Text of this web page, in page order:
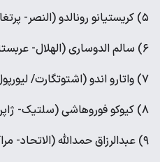
۵) کریستیانو رونالدو (النصر- پرتغال)
۶) سالم الدوساری (الهلال- عربستان سعودی)
۷) واتارو اندو (اشتوتگارت/ لیورپول- ژاپن)
۸) کیوکو فوروهاشی (سلتیک- ژاپن)
۹) عبدالرزاق حمدالله (الاتحاد- مراکش)